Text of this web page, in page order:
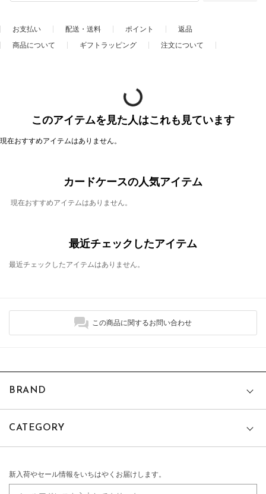
お支払い 配送・送料 ポイント
返品
商品について
ギフトラッピング 注文について
このアイテムを見た人はこれも見ています
現在おすすめアイテムはありません。
カードケースの人気アイテム
現在おすすめアイテムはありません。
最近チェックしたアイテム
最近チェックしたアイテムはありません。
この商品に関するお問い合わせ
BRAND
CATEGORY
新入荷やセール情報をいちはやくお届けします。